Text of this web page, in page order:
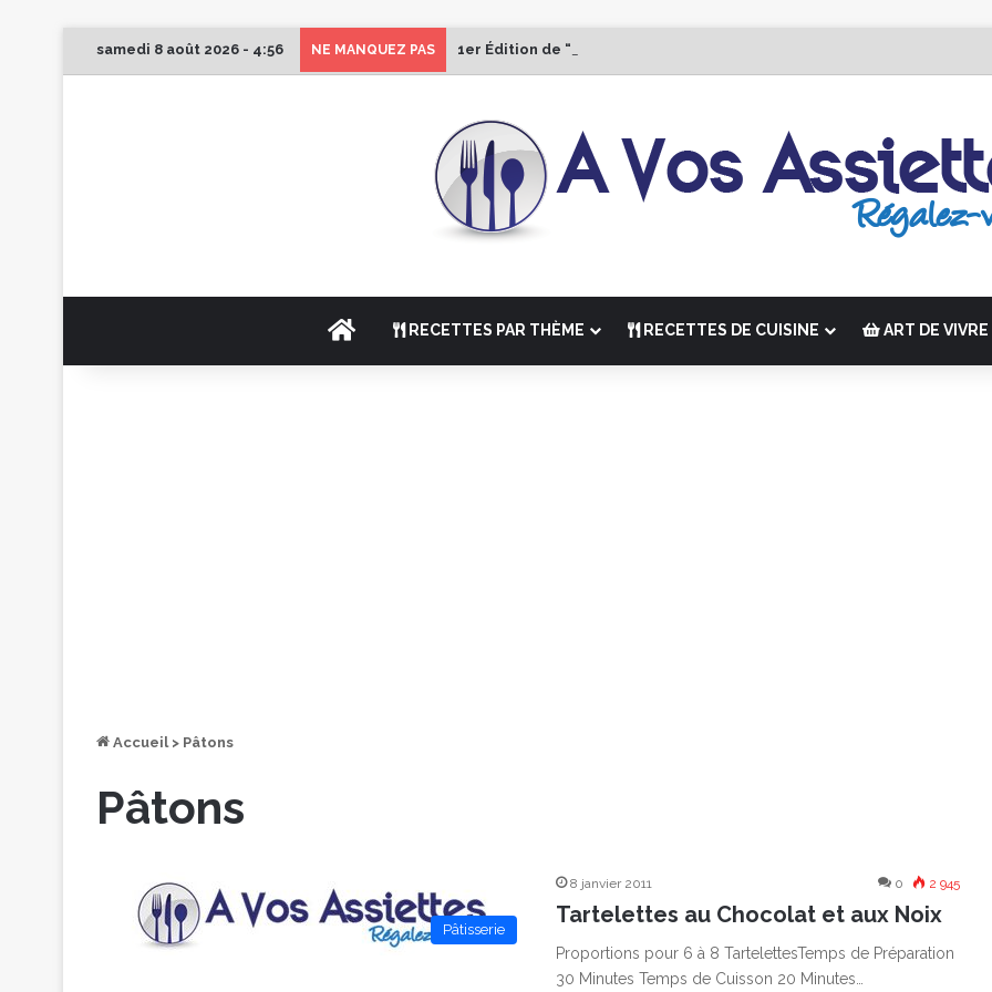
samedi 8 août 2026 - 4:56 NE MANQUEZ PAS 1er Édition de “La Semaine des Chefs” du 19 au 24 octobre 2026
ACCUEILRECETTES PAR THÈME RECETTES DE CUISINE ART DE VIVRE
Accueil > Pâtons
Pâtons
Pâtisserie
8 janvier 2011 0 2 945
Tartelettes au Chocolat et aux Noix
Proportions pour 6 à 8 TartelettesTemps de Préparation
30 Minutes Temps de Cuisson 20 Minutes…